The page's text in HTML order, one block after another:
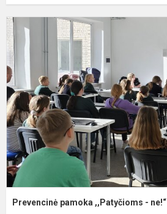
Prevencinė pamoka ,,Patyčioms - ne!“